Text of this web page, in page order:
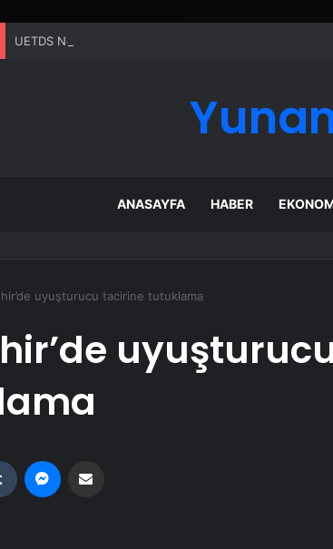
UETDS Nedir ? Uetds.com İle Akıllı Dijital Taşımacılık
ANASAYFA HABER
uyuşturucu tacirine tutuklama
Tumblr